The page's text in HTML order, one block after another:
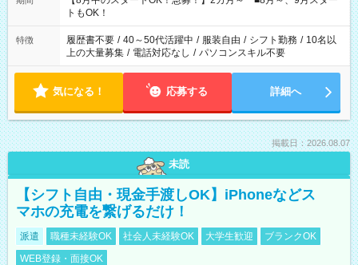
ね。 ※Wワーク希望の方へ 今ご覧のお仕事で希望する勤務時間
と、もう1つのお仕事の勤務時間。 合計で週40時間を超える場
合は応募できません。
トもOK！
特徴 履歴書不要 / 40～50代活躍中 / 服装自由 / シフト勤務 / 10名以
上の大量募集 / 電話対応なし / パソコンスキル不要
気になる！ 応募する 詳細へ
掲載日：2026.08.07
未読
【シフト自由・現金手渡しOK】iPhoneなどス
マホの充電を繋げるだけ！
派遣 職種未経験OK 社会人未経験OK 大学生歓迎
ブランクOK
WEB登録・面接OK